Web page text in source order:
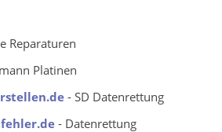
Reparaturen
Platinen
- SD Datenrettung
- Datenrettung